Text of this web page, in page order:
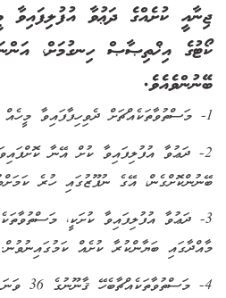
ޖިނާއީ ކުށެއްގެ ދަޢުވާ އުފުލިފައިވާ
ކޯޓުގެ އިޚްތިޞާޞް ހިނގުމަށް،
ބޭނުންވެއެވެ.
1- މަސްތުވާތަކެއްޗަށް ދެވިހިފާފައިވާ މީހެއް ކަމުގައިވުން.
2- ދަޢުވާ އުފުލިފައިވާ ކުށް އޭނާ
ބޭނުންކޮށްގެން، އޭގެ ނުފޫޒުގައި ހުރެ
މާއްދާގައި ބަޔާންކުރާ ކުށެއް ކަމުގައިނުވުން.
4-